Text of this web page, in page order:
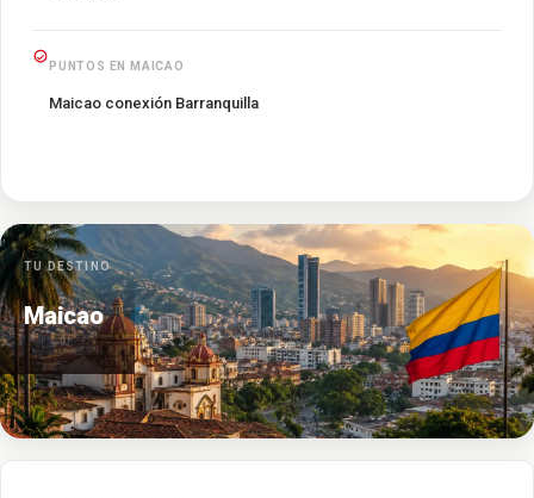
PUNTOS EN MAICAO
Maicao conexión Barranquilla
TU DESTINO
Maicao